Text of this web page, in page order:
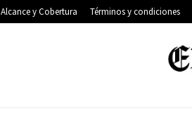
Alcance y Cobertura Términos y condiciones